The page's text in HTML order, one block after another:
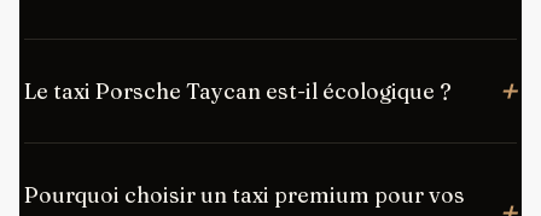
Le taxi Porsche Taycan est-il écologique ?
Pourquoi choisir un taxi premium pour vos